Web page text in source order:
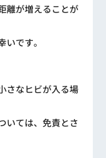
離が増えることが
です。
さなヒビが入る場
いては、免責とさ